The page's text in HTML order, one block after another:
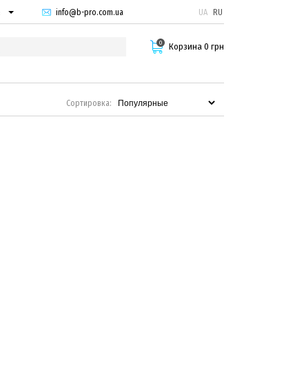
info@b-pro.com.ua UA RU
0 Корзина 0 грн
Сортировка: